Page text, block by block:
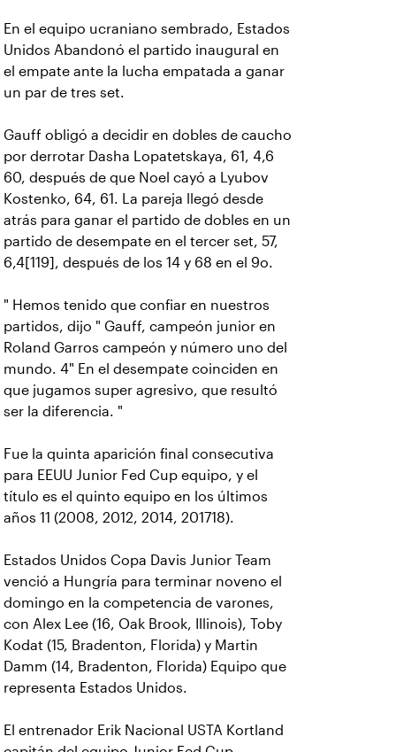
En el equipo ucraniano sembrado, Estados
Unidos Abandonó el partido inaugural en
el empate ante la lucha empatada a ganar
un par de tres set.
Gauff obligó a decidir en dobles de caucho
por derrotar Dasha Lopatetskaya, 61, 4,6
60, después de que Noel cayó a Lyubov
Kostenko, 64, 61. La pareja llegó desde
atrás para ganar el partido de dobles en un
partido de desempate en el tercer set, 57,
6,4[119], después de los 14 y 68 en el 9o.
" Hemos tenido que confiar en nuestros
partidos, dijo " Gauff, campeón junior en
Roland Garros campeón y número uno del
mundo. 4" En el desempate coinciden en
que jugamos super agresivo, que resultó
ser la diferencia. "
Fue la quinta aparición final consecutiva
para EEUU Junior Fed Cup equipo, y el
título es el quinto equipo en los últimos
años 11 (2008, 2012, 2014, 201718).
Estados Unidos Copa Davis Junior Team
venció a Hungría para terminar noveno el
domingo en la competencia de varones,
con Alex Lee (16, Oak Brook, Illinois), Toby
Kodat (15, Bradenton, Florida) y Martin
Damm (14, Bradenton, Florida) Equipo que
representa Estados Unidos.
El entrenador Erik Nacional USTA Kortland